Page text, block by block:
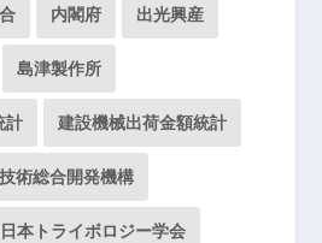
内閣府 出光興産
島津製作所
計 建設機械出荷金額統計
術総合開発機構
日本トライボロジー学会